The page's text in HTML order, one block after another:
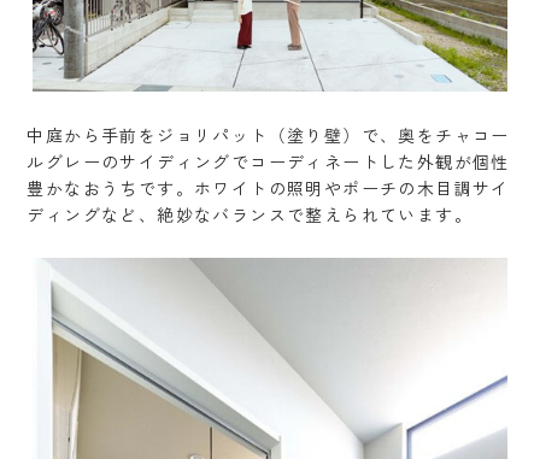
中庭から手前をジョリパット（塗り壁）で、奥をチャコー
ルグレーのサイディングでコーディネートした外観が個性
豊かなおうちです。ホワイトの照明やポーチの木目調サイ
ディングなど、絶妙なバランスで整えられています。